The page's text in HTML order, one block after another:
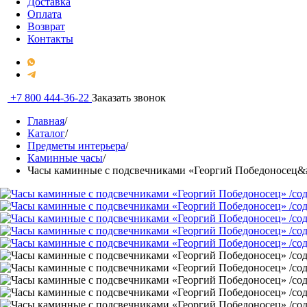
Оплата
Возврат
Контакты
+7 800 444-36-22 Заказать звонок
Главная/
Каталог/
Предметы интерьера/
Каминные часы/
Часы каминные с подсвечниками «Георгий